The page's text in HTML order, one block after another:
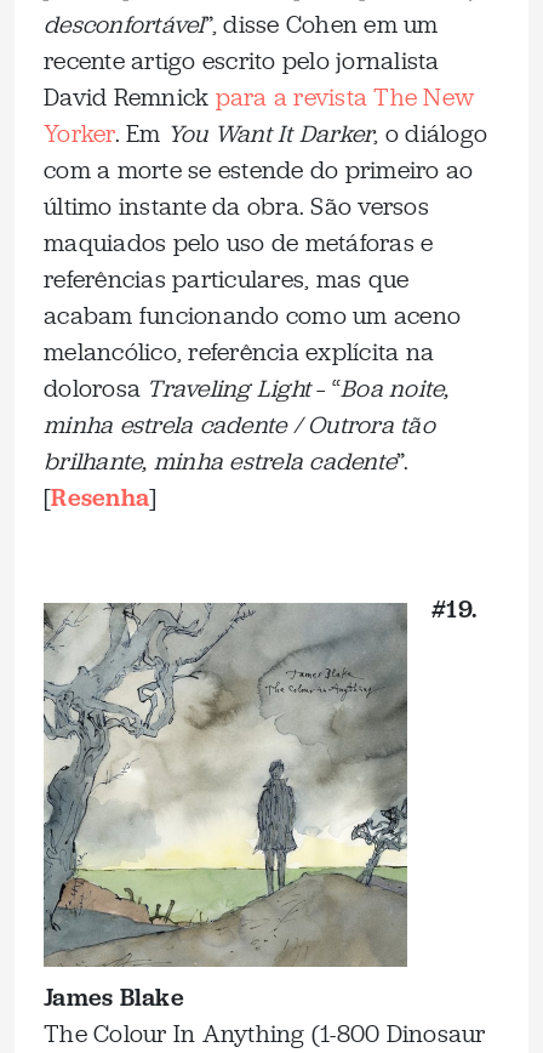
desconfortável”, disse Cohen em um
recente artigo escrito pelo jornalista
David Remnick para a revista The New
Yorker. Em You Want It Darker, o diálogo
com a morte se estende do primeiro ao
último instante da obra. São versos
maquiados pelo uso de metáforas e
referências particulares, mas que
acabam funcionando como um aceno
melancólico, referência explícita na
dolorosa Traveling Light– “Boa noite,
minha estrela cadente / Outrora tão
brilhante, minha estrela cadente”.
[Resenha]
#19.
James Blake
The Colour In Anything (1-800 Dinosaur